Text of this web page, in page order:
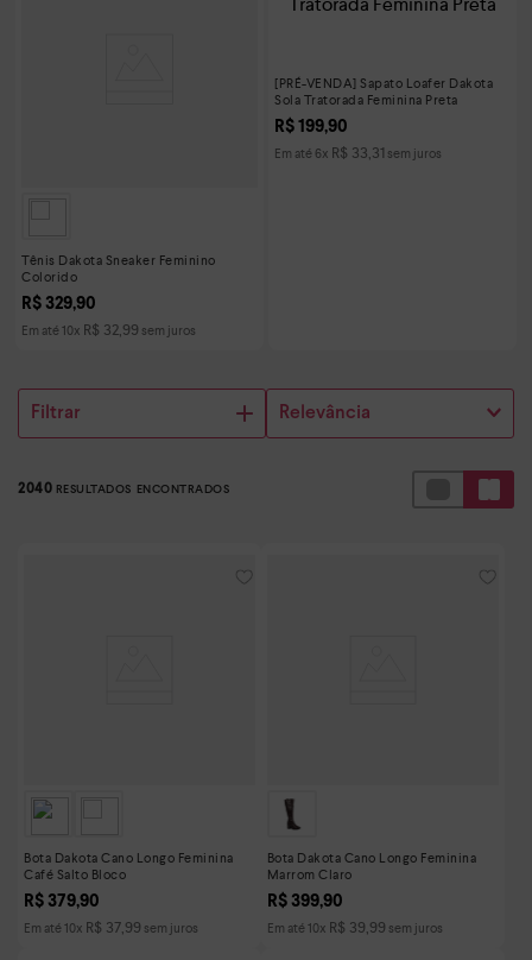
Tênis Dakota Sneaker Feminino
Colorido
R$ 329,90
Em até10x R$ 32,99 sem juros
[PRÉ-VENDA] Sapato Loafer Dakota
Sola Tratorada Feminina Preta
R$ 199,90
Em até 6x R$ 33,31 sem juros
Filtrar Relevância
2040
Bota Dakota Cano Longo Feminina
Café Salto Bloco
R$ 379,90
Em até 10x R$ 37,99 sem juros
Bota Dakota Cano Longo Feminina
Marrom Claro
R$ 399,90
Em até 10x R$ 39,99 sem juros